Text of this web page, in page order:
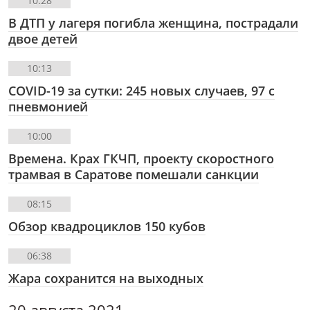
В ДТП у лагеря погибла женщина, пострадали
двое детей
10:13
COVID-19 за сутки: 245 новых случаев, 97 с
пневмонией
10:00
Времена. Крах ГКЧП, проекту скоростного
трамвая в Саратове помешали санкции
08:15
Обзор квадроциклов 150 кубов
06:38
Жара сохранится на выходных